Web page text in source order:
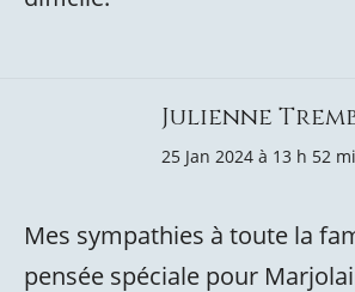
Julienne
25 Jan 2024 à 13 h 52
Mes sympathies à toute la
pensée spéciale pour